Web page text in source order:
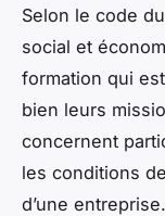
Selon le code
social et
formation qui
bien leurs
concernent
les conditions
d’une